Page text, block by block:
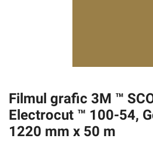
Filmul grafic 3M ™
Electrocut ™ 100-54,
1220 mm x 50 m